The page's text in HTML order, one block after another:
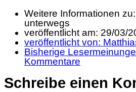
Weitere Informationen
unterwegs
veröffentlicht am: 29/03/
veröffentlicht von:
Bisherige
Kommentare
Schreibe einen